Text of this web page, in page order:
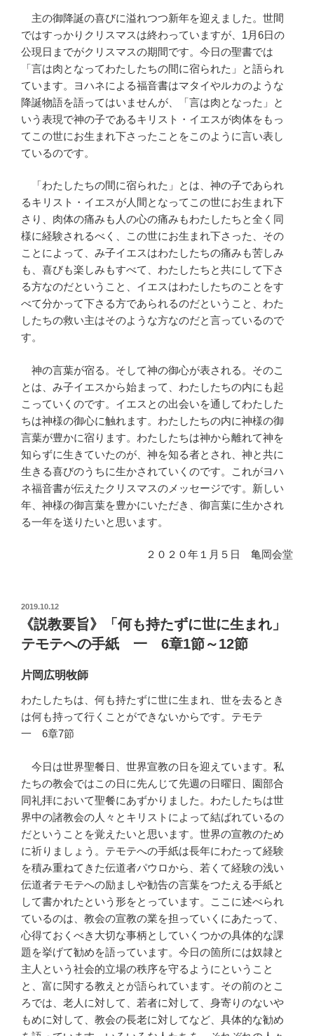
主の御降誕の喜びに溢れつつ新年を迎えました。世間
ではすっかりクリスマスは終わっていますが、1月6日の
公現日までがクリスマスの期間です。今日の聖書では
「言は肉となってわたしたちの間に宿られた」と語られ
ています。ヨハネによる福音書はマタイやルカのような
降誕物語を語ってはいませんが、「言は肉となった」と
いう表現で神の子であるキリスト・イエスが肉体をもっ
てこの世にお生まれ下さったことをこのように言い表し
ているのです。
「わたしたちの間に宿られた」とは、神の子であられ
るキリスト・イエスが人間となってこの世にお生まれ下
さり、肉体の痛みも人の心の痛みもわたしたちと全く同
様に経験されるべく、この世にお生まれ下さった、その
ことによって、み子イエスはわたしたちの痛みも苦しみ
も、喜びも楽しみもすべて、わたしたちと共にして下さ
る方なのだということ、イエスはわたしたちのことをす
べて分かって下さる方であられるのだということ、わた
したちの救い主はそのような方なのだと言っているので
す。
神の言葉が宿る。そして神の御心が表される。そのこ
とは、み子イエスから始まって、わたしたちの内にも起
こっていくのです。イエスとの出会いを通してわたした
ちは神様の御心に触れます。わたしたちの内に神様の御
言葉が豊かに宿ります。わたしたちは神から離れて神を
知らずに生きていたのが、神を知る者とされ、神と共に
生きる喜びのうちに生かされていくのです。これがヨハ
ネ福音書が伝えたクリスマスのメッセージです。新しい
年、神様の御言葉を豊かにいただき、御言葉に生かされ
る一年を送りたいと思います。
２０２０年１月５日 亀岡会堂
投
日:
2019.10.12
《説教要旨》「何も持たずに世に生まれ」
テモテへの手紙 一 6章1節～12節
片岡広明牧師
わたしたちは、何も持たずに世に生まれ、世を去るとき
は何も持って行くことができないからです。テモテ
一 6章7節
今日は世界聖餐日、世界宣教の日を迎えています。私
たちの教会ではこの日に先んじて先週の日曜日、園部合
同礼拝において聖餐にあずかりました。わたしたちは世
界中の諸教会の人々とキリストによって結ばれているの
だということを覚えたいと思います。世界の宣教のため
に祈りましょう。テモテへの手紙は長年にわたって経験
を積み重ねてきた伝道者パウロから、若くて経験の浅い
伝道者テモテへの励ましや勧告の言葉をつたえる手紙と
して書かれたという形をとっています。ここに述べられ
ているのは、教会の宣教の業を担っていくにあたって、
心得ておくべき大切な事柄としていくつかの具体的な課
題を挙げて勧めを語っています。今日の箇所には奴隷と
主人という社会的立場の秩序を守るようにということ
と、富に関する教えとが語られています。その前のとこ
ろでは、老人に対して、若者に対して、身寄りのないや
もめに対して、教会の長老に対してなど、具体的な勧め